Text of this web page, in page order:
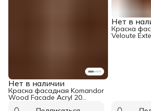
Нет в наличии
Краска фасадная Komandor
Wood Facade Acryl 20
Нет в
Краска
Veloute